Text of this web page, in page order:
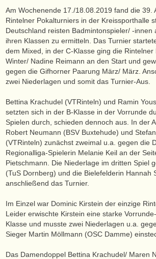
Am Wochenende 17./18.08.2019 fand die 39.
Rintelner Pokalturniers in der Kreissporthalle
Deutschland reisten Badmintonspieler/ -innen
ihren Klassen zu ermitteln. Das Turnier
dem Mixed, in der C-Klasse ging die Rintelner
Winter/ Nadine Reimann an den Start und
gegen die Gifhorner Paarung März/ März.
zwei Niederlagen und somit das Turnier-Aus.
Bettina Krachudel (VTRinteln) und Ramin
setzten sich in der B-Klasse in der Vorrunde
Spielen durch, schieden dennoch aus. In der
Robert Neumann (BSV Buxtehude) und
(VTRinteln) zunächst zweimal u.a. gegen die
Regionalliga-Spielerin Melanie Keil an der
Pietschmann. Die Niederlage im dritten Spiel
(TuS Dornberg) und die Bielefelderin Hannah
anschließend das Turnier.
Im Einzel war Dominic Kirstein der einzige
Leider erwischte Kirstein eine starke
Klasse und musste zwei Niederlagen u.a.
Sieger Martin Möllmann (OSC Damme)
Das Damendoppel Bettina Krachudel/ Maren